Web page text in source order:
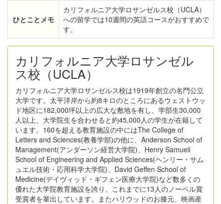
ひとことメモ
カリフォルニア大学ロサンゼルス校（UCLA）
への留学では10週間の英語コースがおすすめで
す。
カリフォルニア大学ロサンゼル
ス校（UCLA）
カリフォルニア大学ロサンゼルス校は1919年創立の名門公立
大学です。太平洋岸から約8キロのところにあるウェストウッ
ド地区に182,000坪以上の広大な敷地を有し、学部生30,000
人以上、大学院生を合わせると約45,000人の学生が在籍して
います。160を超える教育施設の中にはThe College of
Letters and Sciences(教養学部)の他に、Anderson School of
Management(アンダーソン経営大学院)、Henry Samueli
School of Engineering and Applied Sciences(ヘンリー・サム
ュエル技術・応用科学大学院)、David Geffen School of
Medicine(デイヴィッド・ギフェン医療大学院)など数多くの
優れた大学院教育施設を誇り、これまでに13人のノーベル賞
受賞者を輩出しています。またハリウッドのお膝元、映画産